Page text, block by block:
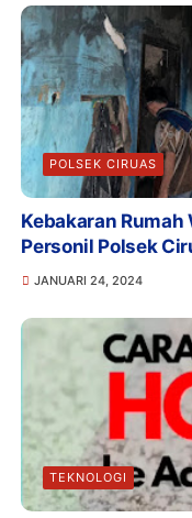
POLSEK CIRUAS
Kebakaran Rumah
Personil Polsek
JANUARI 24, 2024
TEKNOLOGI